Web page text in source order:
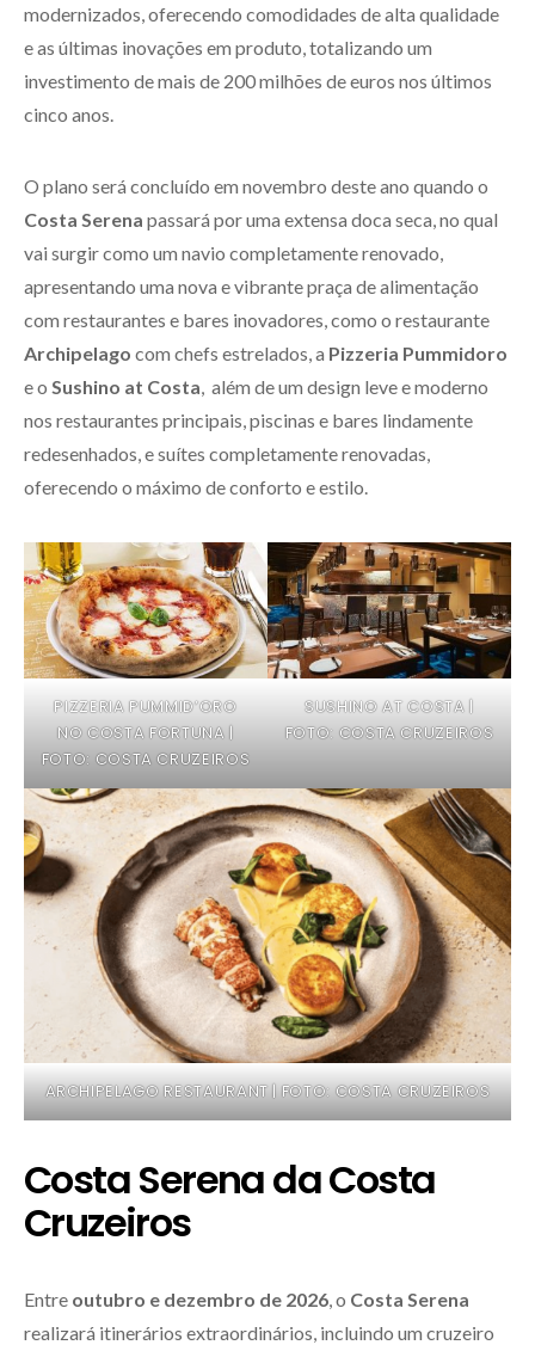
modernizados, oferecendo comodidades de alta qualidade
e as últimas inovações em produto, totalizando um
investimento de mais de 200 milhões de euros nos últimos
cinco anos.
O plano será concluído em novembro deste ano quando o
Costa Serena passará por uma extensa doca seca, no qual
vai surgir como um navio completamente renovado,
apresentando uma nova e vibrante praça de alimentação
com restaurantes e bares inovadores, como o restaurante
Archipelago com chefs estrelados, a Pizzeria Pummidoro
e o Sushino at Costa , além de um design leve e moderno
nos restaurantes principais, piscinas e bares lindamente
redesenhados, e suítes completamente renovadas,
oferecendo o máximo de conforto e estilo.
PIZZERIA PUMMID’ORO
NO COSTA FORTUNA |
FOTO: COSTA CRUZEIROS
SUSHINO AT COSTA |
FOTO: COSTA CRUZEIROS
ARCHIPELAGO RESTAURANT | FOTO: COSTA CRUZEIROS
Costa Serena da Costa
Cruzeiros
Entre outubro e dezembro de 2026 , o Costa Serena
realizará itinerários extraordinários, incluindo um cruzeiro